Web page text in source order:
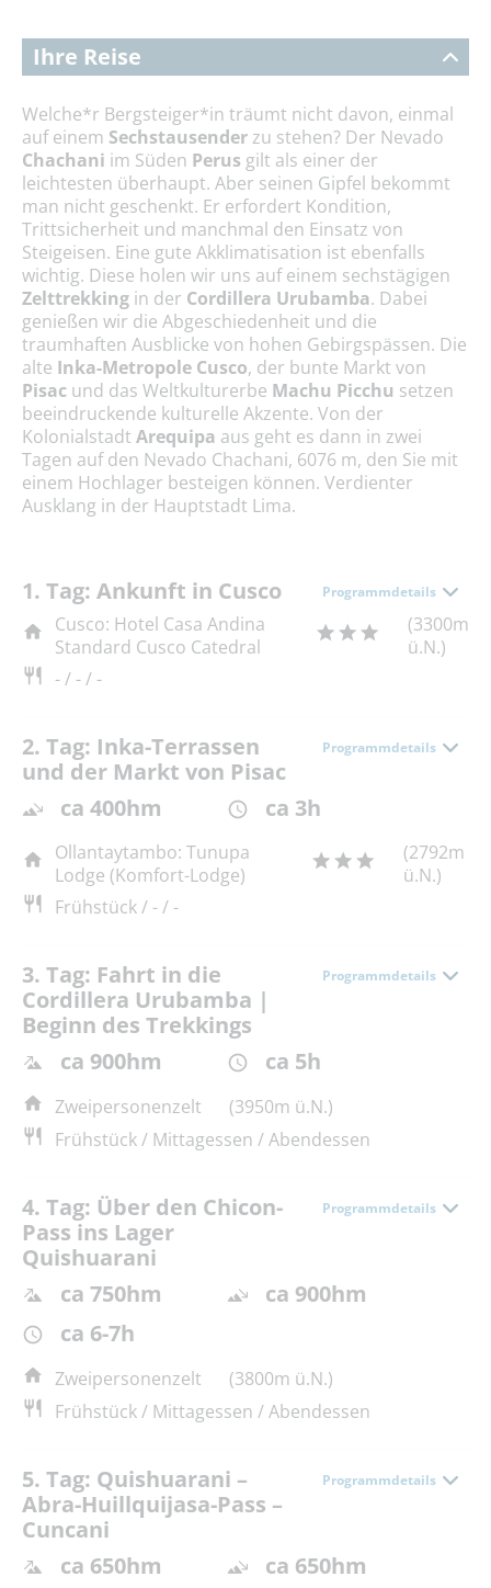
Ihre Reise
Welche*r Bergsteiger*in träumt nicht davon, einmal
auf einem Sechstausenderzu stehen? Der Nevado
Chachani im Süden Perus gilt als einer der
leichtesten überhaupt. Aber seinen Gipfel bekommt
man nicht geschenkt. Er erfordert Kondition,
Trittsicherheit und manchmal den Einsatz von
Steigeisen. Eine gute Akklimatisation ist ebenfalls
wichtig. Diese holen wir uns auf einem sechstägigen
Zelttrekking in der Cordillera Urubamba. Dabei
genießen wir die Abgeschiedenheit und die
traumhaften Ausblicke von hohen Gebirgspässen. Die
alte Inka-Metropole Cusco, der bunte Markt von
Pisac und das Weltkulturerbe Machu Picchu setzen
beeindruckende kulturelle Akzente. Von der
Kolonialstadt Arequipa aus geht es dann in zwei
Tagen auf den Nevado Chachani, 6076 m, den Sie mit
einem Hochlager besteigen können. Verdienter
Ausklang in der Hauptstadt Lima.
1. Tag: Ankunft in Cusco Programmdetails
Cusco: Hotel Casa Andina
Standard Cusco Catedral
(3300m
ü.N.)
- / - / -
2. Tag: Inka-Terrassen
und der Markt von Pisac
Programmdetails
ca 400hm ca 3h
Ollantaytambo: Tunupa
Lodge (Komfort-Lodge)
(2792m
ü.N.)
Frühstück / - / -
3. Tag: Fahrt in die
Cordillera Urubamba |
Beginn des Trekkings
Programmdetails
ca 900hm ca 5h
Zweipersonenzelt
(3950m ü.N.)
Frühstück / Mittagessen / Abendessen
4. Tag: Über den Chicon-
Pass ins Lager
Quishuarani
Programmdetails
ca 750hm
ca 900hm
ca 6-7h
Zweipersonenzelt
(3800m ü.N.)
Frühstück / Mittagessen / Abendessen
5. Tag: Quishuarani –
Abra-Huillquijasa-Pass –
Cuncani
Programmdetails
ca 650hm ca 650hm